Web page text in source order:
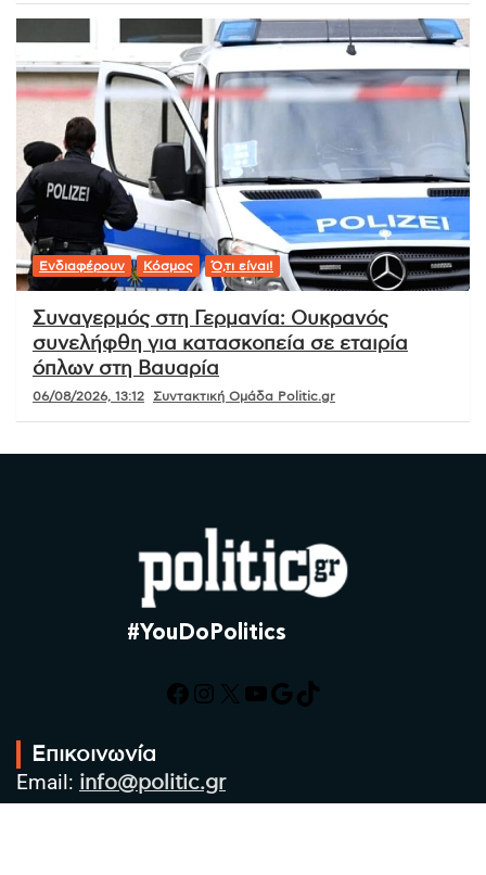
Ενδιαφέρουν Κόσμος Ό,τι είναι!
Συναγερμός στη Γερμανία: Ουκρανός
συνελήφθη για κατασκοπεία σε εταιρία
όπλων στη Βαυαρία
06/08/2026, 13:12 Συντακτική Ομάδα Politic.gr
#YouDoPolitics
Facebook
Instagram
X YouTube
Google
TikTok
Επικοινωνία
Email: info@politic.gr
Τηλ: